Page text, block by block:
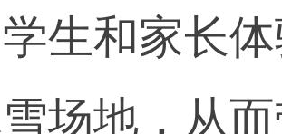
生和家长
场地，从